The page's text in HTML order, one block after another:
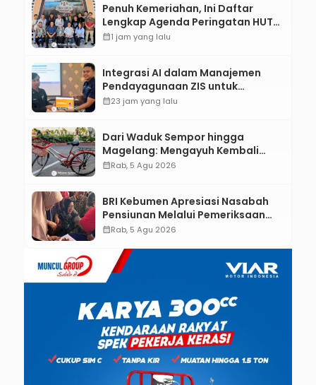
Penuh Kemeriahan, Ini Daftar
Lengkap Agenda Peringatan HUT
ke-81 RI dan Hari Jadi ke-397
calendar_month1 jam yang lalu
Integrasi AI dalam Manajemen
Pendayagunaan ZIS untuk
Mendukung Realisasi IKAL
calendar_month23 jam yang lalu
Dari Waduk Sempor hingga
Magelang: Mengayuh Kembali
Sisa-Sisa Racun Masa Remaja
calendar_monthRab, 5 Agu 2026
BRI Kebumen Apresiasi Nasabah
Pensiunan Melalui Pemeriksaan
Kesehatan Gratis Hingga
calendar_monthRab, 5 Agu 2026